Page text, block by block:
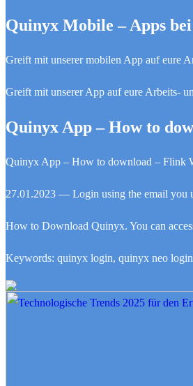
Quinyx Mobile – Apps
Greift mit unserer mobilen App auf eure
Greift mit unserer App auf eure Arbeits-
Quinyx App – How to
Quinyx App – How to download – Flink
27.01.2023 — Login using the email you
How to Download Quinyx. You can
Keywords: quinyx login, quinyx neo login